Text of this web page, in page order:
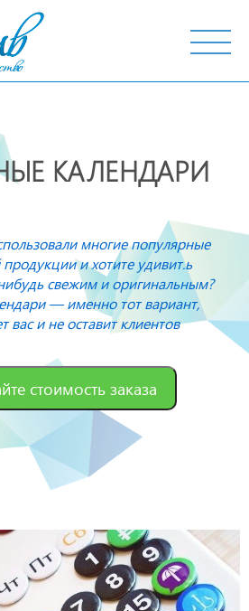
Октябрьская, 19
КАЛЕНДАРИ
многие популярные
и хотите удивит.ь
свежим и оригинальным?
— именно тот вариант,
вас и не оставит клиентов
стоимость заказа